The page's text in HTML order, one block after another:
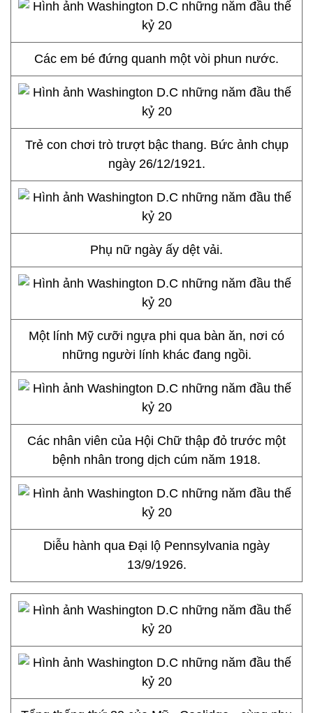
Các em bé đứng quanh một vòi phun nước.
Trẻ con chơi trò trượt bậc thang. Bức ảnh chụp
ngày 26/12/1921.
Phụ nữ ngày ấy dệt vải.
Một lính Mỹ cưỡi ngựa phi qua bàn ăn, nơi có
những người lính khác đang ngồi.
Các nhân viên của Hội Chữ thập đỏ trước một
bệnh nhân trong dịch cúm năm 1918.
Diễu hành qua Đại lộ Pennsylvania ngày
13/9/1926.